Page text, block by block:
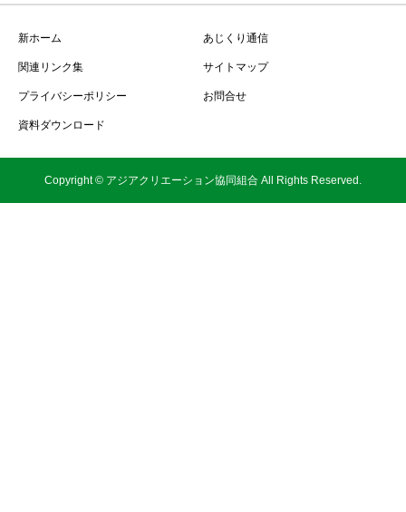
新ホーム あじくり通信
関連リンク集 サイトマップ
プライバシーポリシー お問合せ
資料ダウンロード
Copyright © アジアクリエーション協同組合 All Rights Reserved.